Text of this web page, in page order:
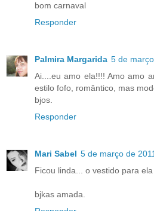
bom carnaval
Responder
Palmira Margarida 5 de
Ai....eu amo ela!!!! Amo amo
estilo fofo, romântico, mas
bjos.
Responder
Mari Sabel 5 de março de
Ficou linda... o vestido para
bjkas amada.